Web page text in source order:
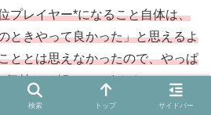
プレイヤー*になること自体は、
ときやって良かった」と思えるよ
ととは思えなかったので、やっぱ
気持ちは傾いていました。
検索 トップ サイドバー